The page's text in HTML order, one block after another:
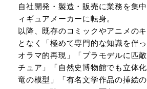
自社開発・製造・販売に業務を集
ィギュアメーカーに転身。
以降、既存のコミックやアニメの
となく「極めて専門的な知識を伴
オラマ的再現」「プラモデルに匹
チュア」「自然史博物館でも立体
竜の模型」「有名文学作品の挿絵